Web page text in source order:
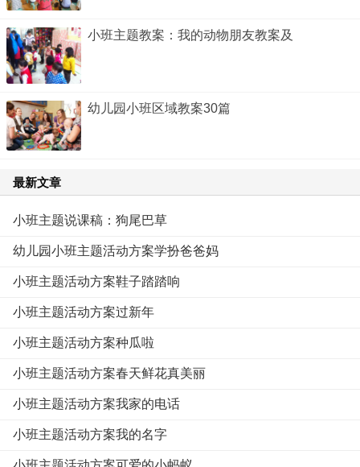
小班主题教案：我的动物朋友教案及
幼儿园小班区域教案30篇
最新文章
小班主题说课稿：狗尾巴草
幼儿园小班主题活动方案学扮爸爸妈
小班主题活动方案鞋子踏踏响
小班主题活动方案过新年
小班主题活动方案种瓜啦
小班主题活动方案春天鲜花真美丽
小班主题活动方案我家的电话
小班主题活动方案我的名字